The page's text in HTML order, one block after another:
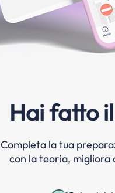
Hai fatto
Completa la tua
con la teoria, migliora